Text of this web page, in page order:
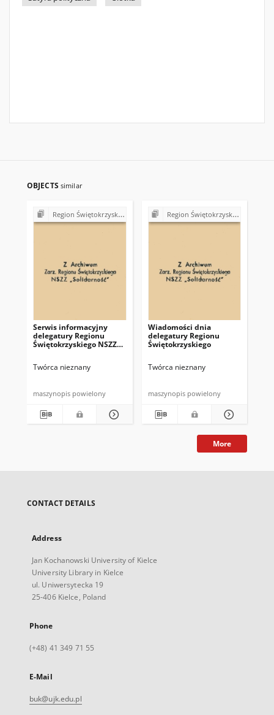
OBJECTS similar
Region Świętokrzyski NSZZ "Solidarność". Delegatura Starachowice
Serwis informacyjny
delegatury Regionu
Świętokrzyskiego NSZZ
Twórca nieznany
maszynopis powielony
Region Świętokrzyski NSZZ "Solidarność". Delegatura Starachowice
Wiadomości dnia
delegatury Regionu
Świętokrzyskiego
Twórca nieznany
maszynopis powielony
More
CONTACT DETAILS
Address
Jan Kochanowski University of Kielce
University Library in Kielce
ul. Uniwersytecka 19
25-406 Kielce, Poland
Phone
(+48) 41 349 71 55
E-Mail
buk@ujk.edu.pl